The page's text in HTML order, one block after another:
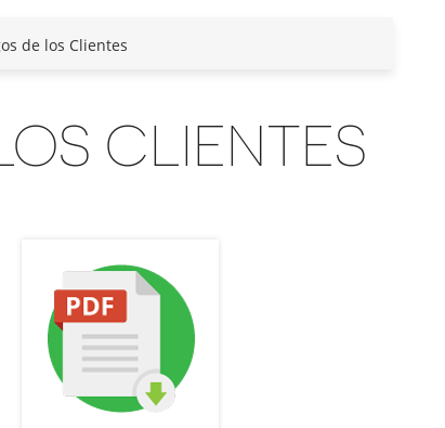
de los Clientes
CLIENTES